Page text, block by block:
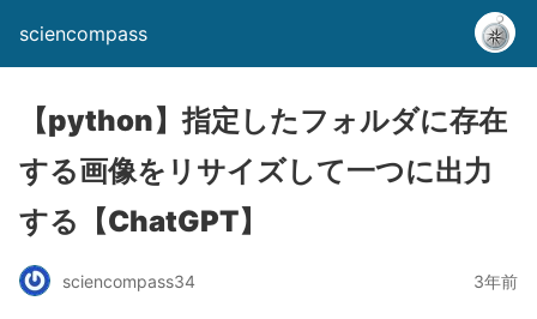
sciencompass
【python】指定したフォルダに存在
する画像をリサイズして一つに出力
する【ChatGPT】
sciencompass34 3年前